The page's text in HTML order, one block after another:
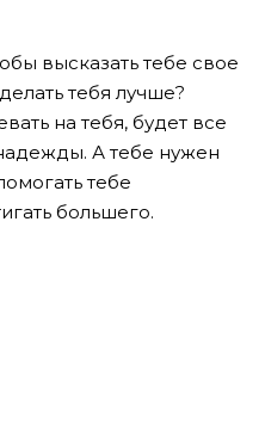
высказать тебе свое
тебя лучше?
на тебя, будет все
А тебе нужен
тебе
большего.